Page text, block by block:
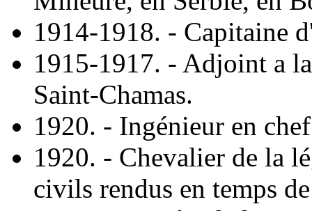
1914-1918. - Capitaine
1915-1917. - Adjoint a
Saint-Chamas.
1920. - Ingénieur en
1920. - Chevalier de la
civils rendus en temps